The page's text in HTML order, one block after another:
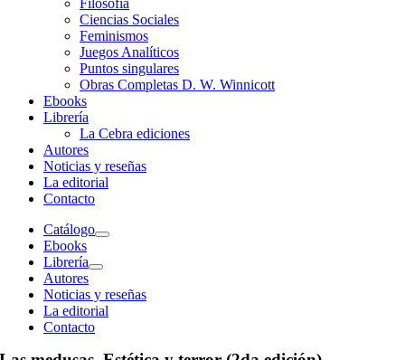
Filosofía
Ciencias Sociales
Feminismos
Juegos Analíticos
Puntos singulares
Obras Completas D. W. Winnicott
Ebooks
Librería
La Cebra ediciones
Autores
Noticias y reseñas
La editorial
Contacto
Catálogo
Ebooks
Librería
Autores
Noticias y reseñas
La editorial
Contacto